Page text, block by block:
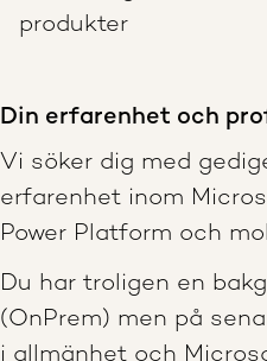
produkter
Din erfarenhet och
Vi söker dig med
erfarenhet inom
Power Platform och
Du har troligen en
(OnPrem) men på
i allmänhet och